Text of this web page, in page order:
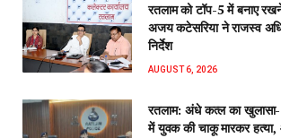
रतलाम को टॉप-5 में बनाए
अजय कटेसरिया ने राजस्व
निर्देश
AUGUST 6, 2026
रतलाम: अंधे कत्ल का खुलासा-
में युवक की चाकू मारकर हत्या,